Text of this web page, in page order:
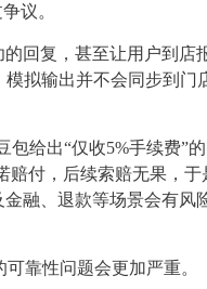
议。
回复，甚至让用户到店
拟输出并不会同步到门
给出“仅收5%手续费”
赔付，后续索赔无果，于
融、退款等场景会有风
靠性问题会更加严重。